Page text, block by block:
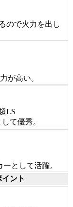
ので火力を出し
が高い。
LS
て優秀。
として活躍。
ント